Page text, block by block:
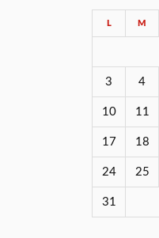
L M
3 4
10 11
17 18
24 25
31